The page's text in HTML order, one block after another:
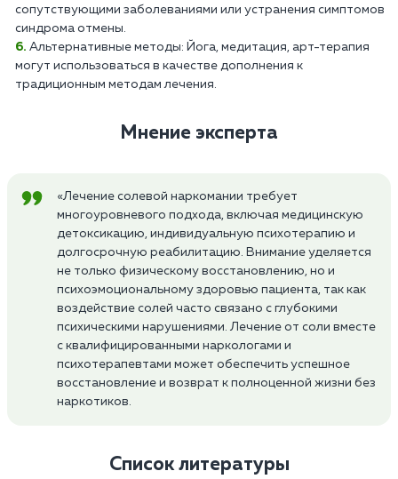
сопутствующими заболеваниями или устранения симптомов
синдрома отмены.
Альтернативные методы: Йога, медитация, арт-терапия
могут использоваться в качестве дополнения к
традиционным методам лечения.
Мнение эксперта
«Лечение солевой наркомании требует
многоуровневого подхода, включая медицинскую
детоксикацию, индивидуальную психотерапию и
долгосрочную реабилитацию. Внимание уделяется
не только физическому восстановлению, но и
психоэмоциональному здоровью пациента, так как
воздействие солей часто связано с глубокими
психическими нарушениями. Лечение от соли вместе
с квалифицированными наркологами и
психотерапевтами может обеспечить успешное
восстановление и возврат к полноценной жизни без
наркотиков.
Список литературы